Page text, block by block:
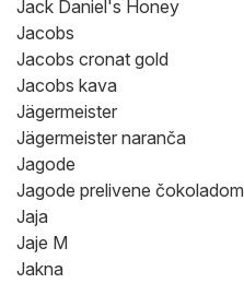
Jack Daniel's Honey
Jacobs
Jacobs cronat gold
Jacobs kava
Jägermeister
Jägermeister naranča
Jagode
Jagode prelivene čokoladom
Jaja
Jaje M
Jakna